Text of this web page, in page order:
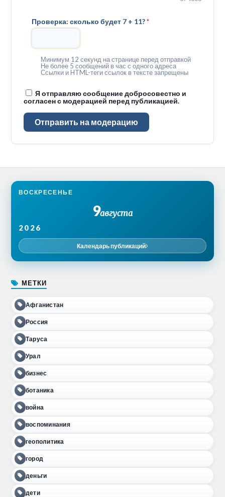
Проверка: сколько будет 7 + 11?*
Минимум 12 секунд на странице перед отправкой
Не более 5 сообщений в час с одного адреса
Ссылки и HTML-теги ссылок в тексте запрещены
Я отправляю сообщение добросовестно и
согласен с модерацией перед публикацией.
Отправить на модерацию
ВОСКРЕСЕНЬЕ
9августа
2026
Календарь публикаций
МЕТКИ
Афганистан
Россия
Таруса
Урал
бизнес
ботаника
война
воспоминания
геополитика
город
деньги
дети